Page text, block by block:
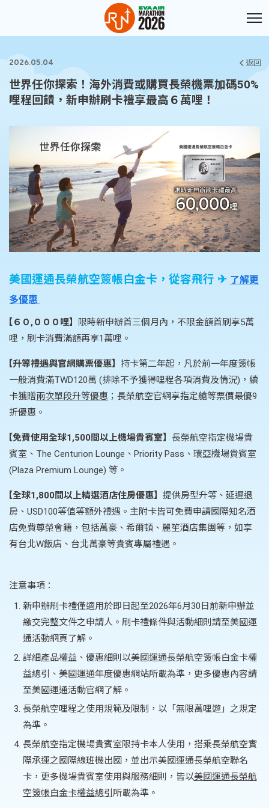
2026.05.04
返回
世界任你探索！海外消費或購買長榮機票加碼50%
哩程回饋，新申辦刷卡禮享最高６萬哩！
美國運通長榮航空簽帳白金卡，從容飛行 ✈ 了解更
多優惠
【６０,０００哩】
限時新申辦首三個月內，不限金額首刷享5萬
哩，刷卡消費滿額再享1萬哩。
【升等禮遇與官網購票優惠】 持卡第二年起，凡於前一年度簽帳
一般消費滿TWD120萬 (排除不予獲得哩程各項消費及情況)，續
卡獲贈兩次單段升等優惠 ；長榮航空官網享指定艙等票價最優9
折優惠。
【免費使用全球1,500間以上機場貴賓室】 長榮航空指定機場貴
賓室、The Centurion Lounge、Priority Pass、環亞機場貴賓室
(Plaza Premium Lounge) 等。
【全球1,800間以上精選酒店住房優惠】 提供房型升等、延遲退
房、USD100等值等額外禮遇。主附卡皆可免費申請國際知名酒
店免費尊榮會籍，包括萬豪、希爾頓、麗笙酒店集團等，如享
有台北W飯店、台北萬豪等貴賓專屬禮遇。
注意事項：
新申辦刷卡禮僅適用於即日起至2026年6月30日前新申辦並
繳交完整文件之申請人。刷卡禮條件與活動細則請至美國運
通活動網頁了解。
詳細產品權益、優惠細則以美國運通長榮航空簽帳白金卡權
益總引、美國運通年度優惠網站所載為準，更多優惠內容請
至美國運通活動官網了解。
長榮航空哩程之使用規範及限制，以「無限萬哩遊」之規定
為準。
長榮航空指定機場貴賓室限持卡本人使用，搭乘長榮航空實
際承運之國際線班機出國，並出示美國運通長榮航空聯名
卡，更多機場貴賓室使用與服務細則，皆以美國運通長榮航
空簽帳白金卡權益總引 所載為準。